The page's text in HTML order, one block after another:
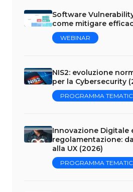
Software
come mitigare
WEBINAR
NIS2: evoluzione
per la Cybersecurity
PROGRAMMA
Innovazione Digitale
regolamentazione:
alla UX (2026)
PROGRAMMA